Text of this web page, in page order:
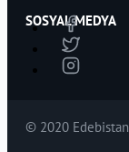
SOSYAL MEDYA
© 2020 Edebistan